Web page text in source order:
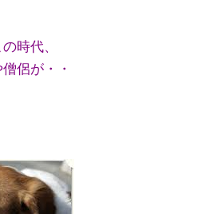
時代、
侶が・・